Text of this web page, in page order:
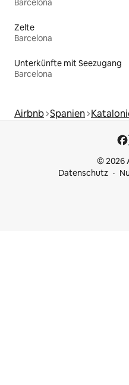
Barcelona
Zelte
Barcelona
Unterkünfte mit Seezugang
Barcelona
Airbnb Spanien
© 2026
Datenschutz